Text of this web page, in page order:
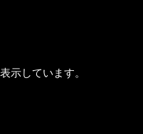
示しています。